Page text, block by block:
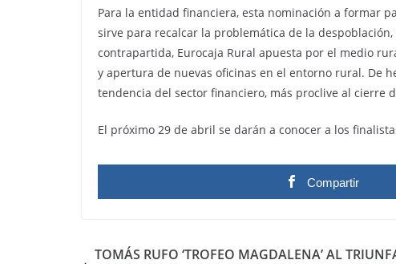
Para la entidad financiera, esta nominación a formar
sirve para recalcar la problemática de la
contrapartida, Eurocaja Rural apuesta por el medio
y apertura de nuevas oficinas en el entorno rural. De
tendencia del sector financiero, más proclive al cierre
El próximo 29 de abril se darán a conocer a los
Compartir
TOMÁS RUFO ‘TROFEO MAGDALENA’ AL